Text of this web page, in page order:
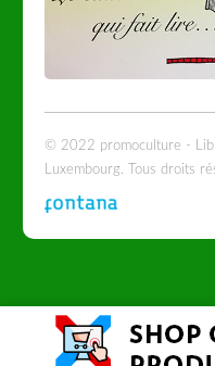
© 2022 promoculture -
Luxembourg. Tous droits